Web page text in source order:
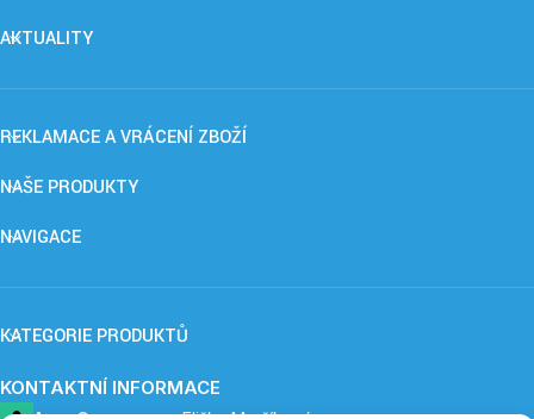
AKTUALITY
REKLAMACE A VRÁCENÍ ZBOŽÍ
NAŠE PRODUKTY
NAVIGACE
KATEGORIE PRODUKTŮ
KONTAKTNÍ INFORMACE